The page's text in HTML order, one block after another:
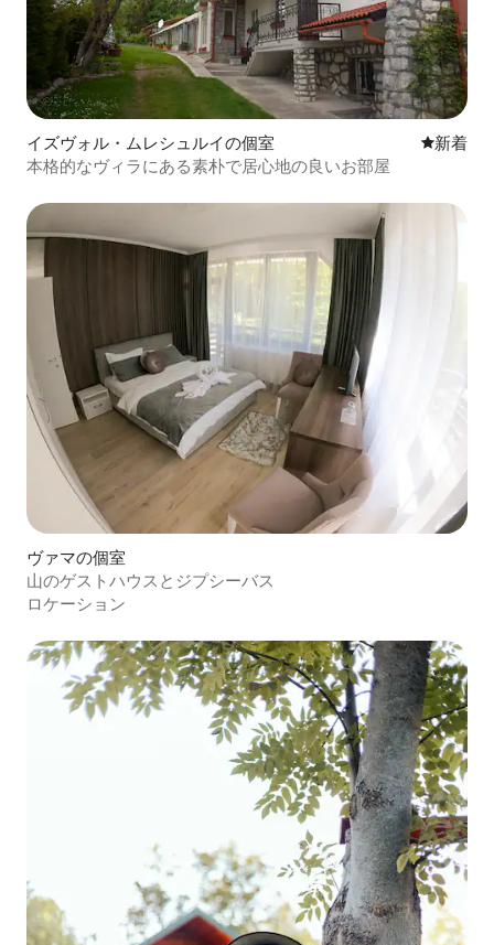
イズヴォル・ムレシュルイの個室 新しい宿
新着
本格的なヴィラにある素朴で居心地の良いお部屋
ヴァマの個室
山のゲストハウスとジプシーバス
ロケーション